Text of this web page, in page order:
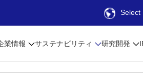
Select
業情報 サステナビリティ 研究開発